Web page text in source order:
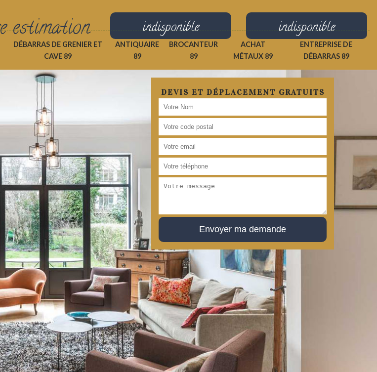
estimation indisponible indisponible
DÉBARRAS DE GRENIER ET
CAVE 89
ANTIQUAIRE
89
BROCANTEUR
89
ACHAT
MÉTAUX 89
ENTREPRISE DE
DÉBARRAS 89
DEVIS ET DÉPLACEMENT GRATUITS